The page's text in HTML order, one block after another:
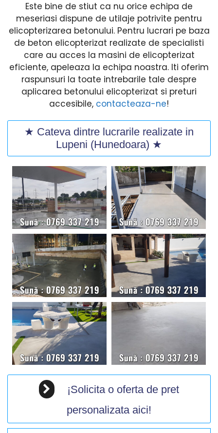
Este bine de stiut ca nu orice echipa de
meseriasi dispune de utilaje potrivite pentru
elicopterizarea betonului. Pentru lucrari pe baza
de beton elicopterizat realizate de specialisti
care au acces la masini de elicopterizat
eficiente, apeleaza la echipa noastra. Iti oferim
raspunsuri la toate intrebarile tale despre
aplicarea betonului elicopterizat si preturi
accesibile, contacteaza-ne!
★ Cateva dintre lucrarile realizate in
Lupeni (Hunedoara) ★
¡Solicita o oferta de pret
personalizata aici!